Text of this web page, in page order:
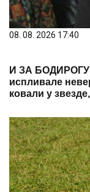
08. 08. 2026 17:40
И ЗА
испливале
ковали у